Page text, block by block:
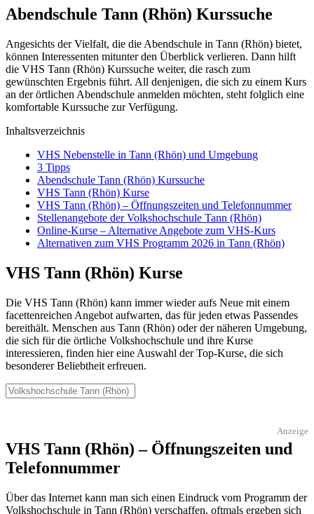
Abendschule Tann (Rhön) Kurssuche
Angesichts der Vielfalt, die die Abendschule in Tann (Rhön) bietet,
können Interessenten mitunter den Überblick verlieren. Dann hilft
die VHS Tann (Rhön) Kurssuche weiter, die rasch zum
gewünschten Ergebnis führt. All denjenigen, die sich zu einem Kurs
an der örtlichen Abendschule anmelden möchten, steht folglich eine
komfortable Kurssuche zur Verfügung.
Inhaltsverzeichnis
VHS Nebenstelle in Tann (Rhön) und Umgebung
3 Tipps
Abendschule Tann (Rhön) Kurssuche
VHS Tann (Rhön) Kurse
VHS Tann (Rhön) – Öffnungszeiten und Telefonnummer
Stellenangebote der Volkshochschule Tann (Rhön)
Online-Kurse – Alternative Angebote zum VHS-Kurs
Alternativen zum VHS Programm 2026 in Tann (Rhön)
VHS Tann (Rhön) Kurse
Die VHS Tann (Rhön) kann immer wieder aufs Neue mit einem
facettenreichen Angebot aufwarten, das für jeden etwas Passendes
bereithält. Menschen aus Tann (Rhön) oder der näheren Umgebung,
die sich für die örtliche Volkshochschule und ihre Kurse
interessieren, finden hier eine Auswahl der Top-Kurse, die sich
besonderer Beliebtheit erfreuen.
Anzeige
VHS Tann (Rhön) – Öffnungszeiten und
Telefonnummer
Über das Internet kann man sich einen Eindruck vom Programm der
Volkshochschule in Tann (Rhön) verschaffen, oftmals ergeben sich